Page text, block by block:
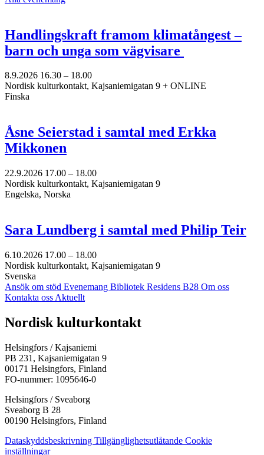
Handlingskraft framom klimatångest –
barn och unga som vägvisare
8.9.2026 16.30 – 18.00
Nordisk kulturkontakt, Kajsaniemigatan 9 + ONLINE
Finska
Åsne Seierstad i samtal med Erkka
Mikkonen
22.9.2026 17.00 – 18.00
Nordisk kulturkontakt, Kajsaniemigatan 9
Engelska, Norska
Sara Lundberg i samtal med Philip Teir
6.10.2026 17.00 – 18.00
Nordisk kulturkontakt, Kajsaniemigatan 9
Svenska
Ansök om stöd Evenemang Bibliotek Residens B28 Om oss
Kontakta oss Aktuellt
Facebook:
Öppnas
en
ny
flik
Instagram:
Öppnas
en
ny
flik
TikTok:
Öppnas
en
ny
flik
Youtube:
Öppnas
en
ny
flik
Vimeo:
Öppnas
en
ny
flik
Nordisk kulturkontakt
Helsingfors / Kajsaniemi
PB 231, Kajsaniemigatan 9
00171 Helsingfors, Finland
FO-nummer: 1095646-0
Helsingfors / Sveaborg
Sveaborg B 28
00190 Helsingfors, Finland
Dataskyddsbeskrivning Tillgänglighetsutlåtande Cookie
inställningar